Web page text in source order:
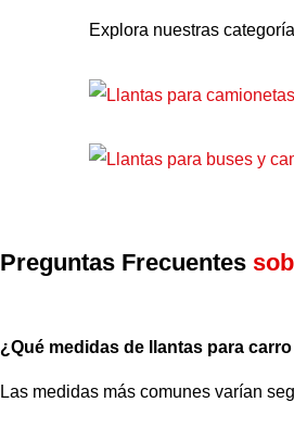
Explora nuestras
Preguntas Frecuentes
¿Qué medidas de llantas para
Las medidas más comunes varían